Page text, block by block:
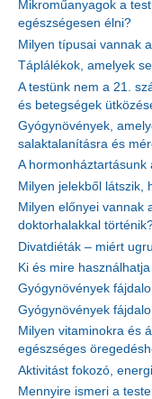
Mikroműanyagok a
egészségesen élni?
Milyen típusai vannak
Táplálékok, amelyek
A testünk nem a 21.
és betegségek
Gyógynövények,
salaktalanításra és
A
Milyen jelekből látszik,
Milyen előnyei vannak
doktorhalakkal
Divatdiéták – miért
Ki és mire
Gyógynövények
Gyógynövények
Milyen vitaminokra és
egészséges
Aktivitást fokozó,
Mennyire ismeri a